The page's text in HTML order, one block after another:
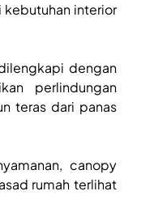
interior
dengan
perlindungan
teras dari panas
canopy
rumah terlihat